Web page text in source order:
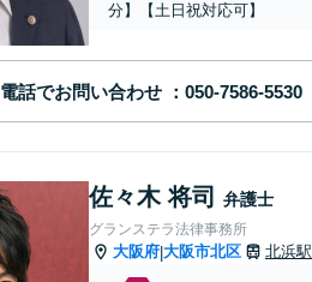
分】【土日祝対応可】
電話でお問い合わせ
佐々木 将司 弁護士
グランステラ法律事務所
大阪府|大阪市北区 北浜駅